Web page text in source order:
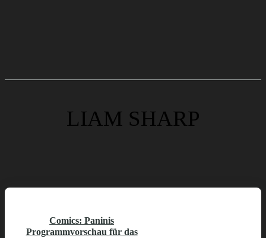
LIAM SHARP
Comics: Paninis
Programmvorschau für das